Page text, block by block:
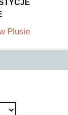
Plusie